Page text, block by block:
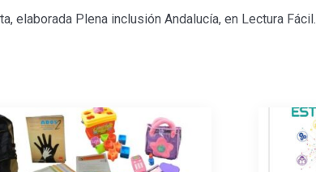
elaborada Plena inclusión Andalucía, en Lectura Fácil.